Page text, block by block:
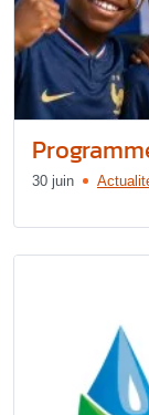
30 juin